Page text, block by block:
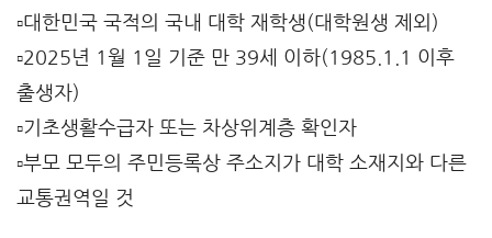
▫️대한민국 국적의 국내 대학 재학생(대학원생 제외)
▫️2025년 1월 1일 기준 만 39세 이하(1985.1.1 이후
출생자)
▫️기초생활수급자 또는 차상위계층 확인자
▫️부모 모두의 주민등록상 주소지가 대학 소재지와 다른
교통권역일 것